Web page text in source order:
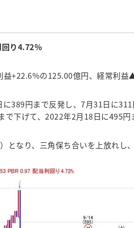
り4.72％
+22.6%の125.00億円、経常利益
389円まで反発し、7月31日に
下げて、2022年2月18日に495
なり、三角保ち合いを上放れし